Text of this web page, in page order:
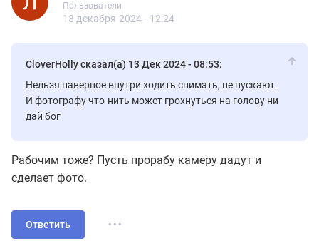
Пользователи
59 сообщений
13 декабря 2024 - 12:24
CloverHolly сказал(а) 13 Дек 2024 - 08:53:
Нельзя наверное внутри ходить снимать, не пускают.
И фотографу что-нить может грохнуться на голову ни
дай бог
Рабочим тоже? Пусть прорабу камеру дадут и
сделает фото.
Ответить ...